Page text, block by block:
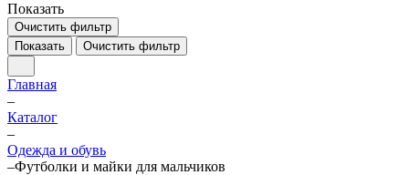
Показать
Очистить фильтр
Показать
Очистить фильтр
Главная
–
Каталог
–
Одежда и обувь
–Футболки и майки для мальчиков